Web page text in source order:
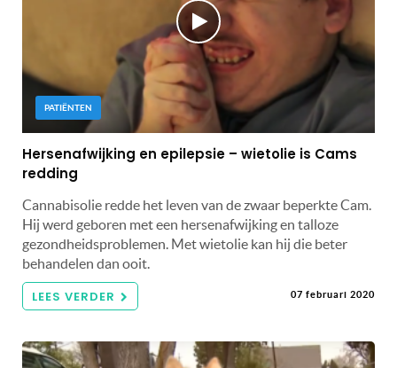
PATIËNTEN
Hersenafwijking en epilepsie – wietolie is Cams
redding
Cannabisolie redde het leven van de zwaar beperkte Cam.
Hij werd geboren met een hersenafwijking en talloze
gezondheidsproblemen. Met wietolie kan hij die beter
behandelen dan ooit.
LEES VERDER 07 februari 2020